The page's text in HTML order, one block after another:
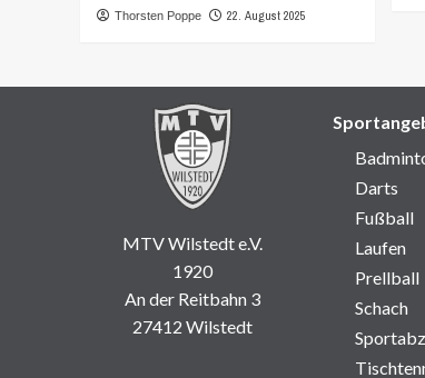
Thorsten Poppe 22. August 2025
MTV Wilstedt e.V.
1920
An der Reitbahn 3
27412 Wilstedt
Darts
Fußball
Laufen
Prellball
Schach